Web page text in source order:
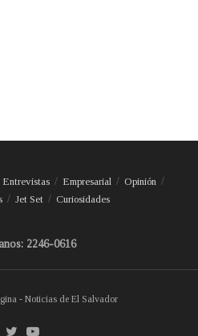
Entrevistas Empresarial
Opinión
Jet Set Curiosidades
2246-0616
- Noticias de El Salvador